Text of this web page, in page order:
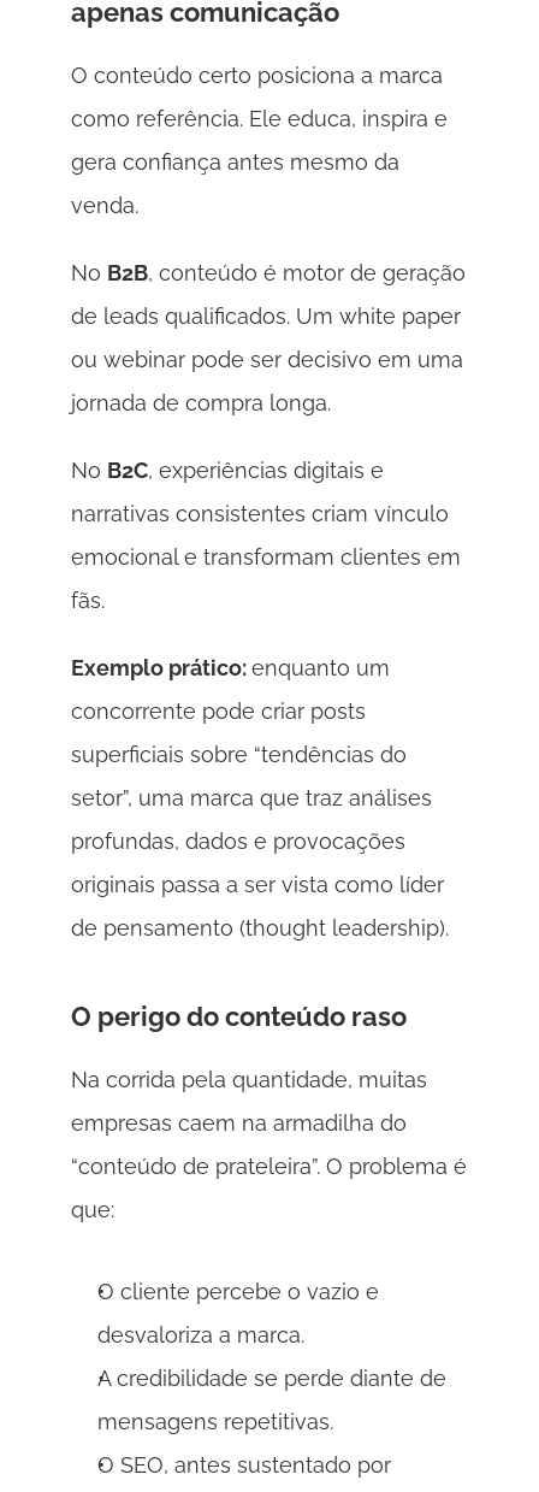
apenas comunicação
O conteúdo certo posiciona a marca
como referência. Ele educa, inspira e
gera confiança antes mesmo da
venda.
No B2B, conteúdo é motor de geração
de leads qualificados. Um white paper
ou webinar pode ser decisivo em uma
jornada de compra longa.
No B2C, experiências digitais e
narrativas consistentes criam vínculo
emocional e transformam clientes em
fãs.
Exemplo prático: enquanto um
concorrente pode criar posts
superficiais sobre “tendências do
setor”, uma marca que traz análises
profundas, dados e provocações
originais passa a ser vista como líder
de pensamento (thought leadership).
O perigo do conteúdo raso
Na corrida pela quantidade, muitas
empresas caem na armadilha do
“conteúdo de prateleira”. O problema é
que:
O cliente percebe o vazio e
desvaloriza a marca.
A credibilidade se perde diante de
mensagens repetitivas.
O SEO, antes sustentado por